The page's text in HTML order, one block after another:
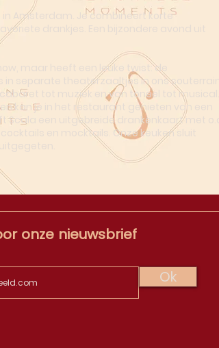
Amsterdam. Je combineert korte
drankjes. Een bijzondere avond uit
maar heeft een leuke twist: de
separate theaterzaaltjes in ons souterrain.
tot muziek en van toneel tot musical.
kan je in het restaurant genieten van een
Scala een uitgebreide drankenkaart met o.a.
en mocktails. Onze keuken sluit
onze nieuwsbrief
Ok